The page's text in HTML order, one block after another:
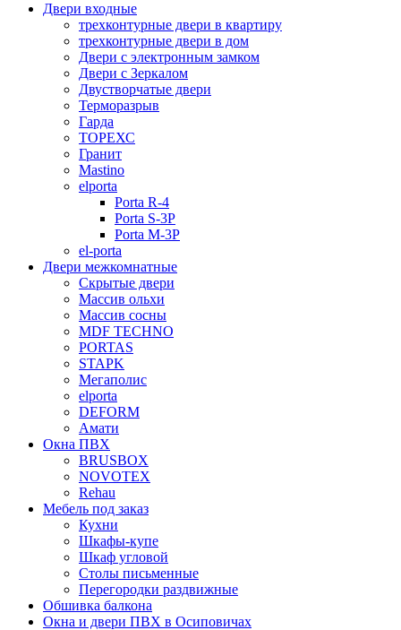
Двери входные
трехконтурные двери в квартиру
трехконтурные двери в дом
Двери с электронным замком
Двери с Зеркалом
Двустворчатые двери
Терморазрыв
Гарда
ТОРЕХС
Гранит
Mastino
elporta
Porta R-4
Porta S-3Р
Porta M-3P
el-porta
Двери межкомнатные
Скрытые двери
Массив ольхи
Массив сосны
MDF TECHNO
PORTAS
STAPK
Мегаполис
elporta
DEFORM
Амати
Окна ПВХ
BRUSBOX
NOVOTEX
Rehau
Мебель под заказ
Кухни
Шкафы-купе
Шкаф угловой
Столы письменные
Перегородки раздвижные
Обшивка балкона
Окна и двери ПВХ в Осиповичах